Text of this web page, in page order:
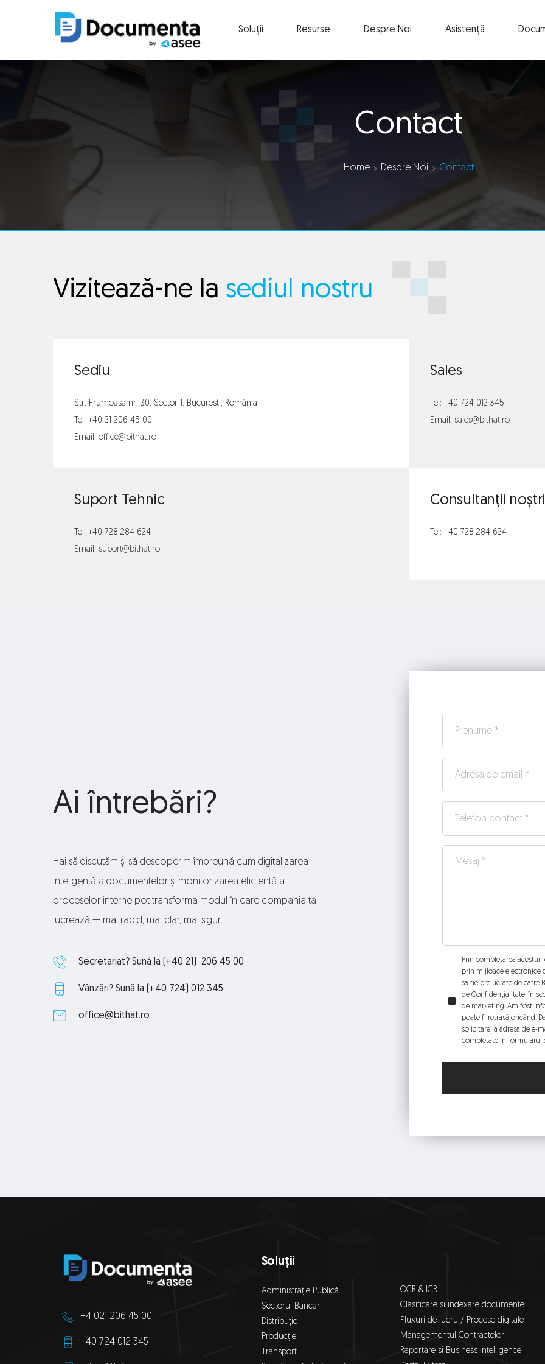
Soluții Resurse Despre Noi Asistență
Contact
Home Despre Noi Contact
Vizitează-ne la sediul nostru
Sediu
Str. Frumoasa nr. 30, Sector 1, București, România
Tel: +40 21 206 45 00
Email: office@bithat.ro
Sales
Tel: +40 724 012 345
Email: sales@bithat.ro
Suport Tehnic
Tel: +40 728 284 624
Email: suport@bithat.ro
Consultanții noștri
Tel: +40 728 284 624
Ai întrebări?
Hai să discutăm și să descoperim împreună cum digitalizarea
inteligentă a documentelor și monitorizarea eficientă a
proceselor interne pot transforma modul în care compania ta
lucrează — mai rapid, mai clar, mai sigur.
Secretariat? Sună la (+40 21)  206 45 00
Vânzări? Sună la (+40 724) 012 345
office@bithat.ro
Prin completarea acestui
prin mijloace electronice
să fie prelucrate de către
de Confidențialitate, în
de marketing. Am fost
poate fi retrasă oricând.
solicitare la adresa de e-
completate în formularul
+4 021 206 45 00
+40 724 012 345
Soluții
Administrație Publică
Sectorul Bancar
Distribuție
Producție
Transport
OCR & ICR
Clasificare și indexare documente
Fluxuri de lucru / Procese digitale
Managementul Contractelor
Raportare și Business Intelligence